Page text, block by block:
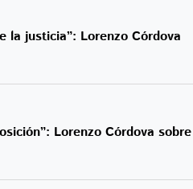
la justicia”: Lorenzo Córdova
Lorenzo Córdova sobre